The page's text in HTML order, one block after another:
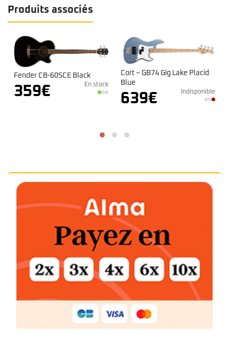
Produits associés
Fender CB-60SCE Black
359€ En stock
Cort – GB74 Gig Lake Placid
Blue
639€ Indisponible